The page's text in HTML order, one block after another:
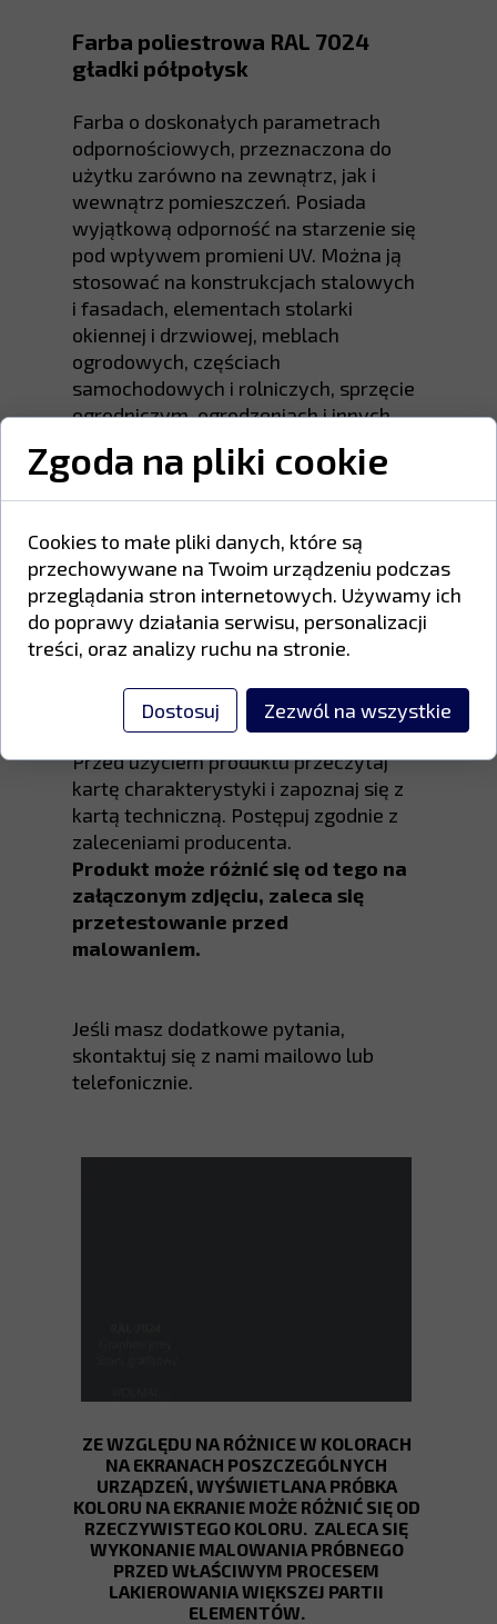
Farba poliestrowa RAL 7024
gładki półpołysk
Farba o doskonałych parametrach
odpornościowych, przeznaczona do
użytku zarówno na zewnątrz, jak i
wewnątrz pomieszczeń. Posiada
wyjątkową odporność na starzenie się
pod wpływem promieni UV. Można ją
stosować na konstrukcjach stalowych
i fasadach, elementach stolarki
okiennej i drzwiowej, meblach
ogrodowych, częściach
samochodowych i rolniczych, sprzęcie
ogrodniczym, ogrodzeniach i innych
Farby poliestrowe zawierają żywice
poliestrowe kwasu karboksylowego,
wysokiej jakości pigmenty odporne na
promieniowanie UV i warunki
atmosferyczne.
suchym, przewiewnym miejscu, w
temperaturze od 5°C do 25°C.
Przed użyciem produktu przeczytaj
kartę charakterystyki i zapoznaj się z
kartą techniczną. Postępuj zgodnie z
zaleceniami producenta.
Produkt może różnić się od tego na
załączonym zdjęciu, zaleca się
przetestowanie przed
malowaniem.
Jeśli masz dodatkowe pytania,
skontaktuj się z nami mailowo lub
telefonicznie.
ZE WZGLĘDU NA RÓŻNICE W KOLORACH
NA EKRANACH POSZCZEGÓLNYCH
URZĄDZEŃ, WYŚWIETLANA PRÓBKA
KOLORU NA EKRANIE MOŻE RÓŻNIĆ SIĘ OD
RZECZYWISTEGO KOLORU. ZALECA SIĘ
WYKONANIE MALOWANIA PRÓBNEGO
PRZED WŁAŚCIWYM PROCESEM
LAKIEROWANIA WIĘKSZEJ PARTII
ELEMENTÓW.
Zgoda na pliki cookie
Cookies to małe pliki danych, które są
przechowywane na Twoim urządzeniu podczas
przeglądania stron internetowych. Używamy ich
do poprawy działania serwisu, personalizacji
treści, oraz analizy ruchu na stronie.
Dostosuj Zezwól na wszystkie